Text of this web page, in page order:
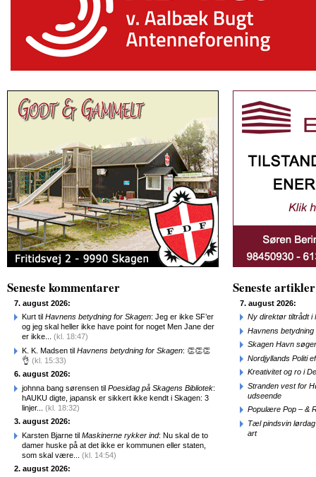
Seneste kommentarer
7. august 2026:
Kurt til Havnens betydning for Skagen: Jeg er ikke SF’er
og jeg skal heller ikke have point for noget Men Jane der
er ikke... (kl. 18:47)
K. K. Madsen til Havnens betydning for Skagen: 👏👏👏
👌 (kl. 15:33)
6. august 2026:
johnna bang sørensen til Poesidag på Skagens Bibliotek:
hAUKU digte, japansk er sikkert ikke kendt i Skagen: 3
linjer... (kl. 18:32)
3. august 2026:
Karsten Bjarne til Maskinerne rykker ind: Nu skal de to
damer huske på at det ikke er kommunen eller staten,
som skal være... (kl. 14:54)
2. august 2026:
Seneste artikler
7. august 2026:
Ny direktør tiltrådt i
Havnens betydning
Skagen Havn
Nordjyllands Politi
Kreativitet og ro i
Stranden vest for
udseende
Populære Pop – &
Tæl pindsvin
art